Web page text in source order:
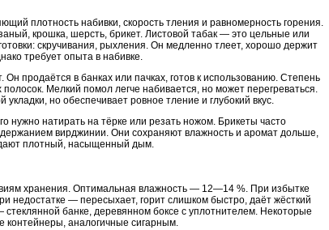
плотность набивки, скорость тления и равномерность горения.
крошка, шерсть, брикет. Листовой табак — это цельные или
скручивания, рыхления. Он медленно тлеет, хорошо держит
требует опыта в набивке.
продаётся в банках или пачках, готов к использованию. Степень
Мелкий помол легче набивается, но может перегреваться.
но обеспечивает ровное тление и глубокий вкус.
нужно натирать на тёрке или резать ножом. Брикеты часто
вирджинии. Они сохраняют влажность и аромат дольше,
плотный, насыщенный дым.
хранения. Оптимальная влажность — 12—14 %. При избытке
недостатке — пересыхает, горит слишком быстро, даёт жёсткий
банке, деревянном боксе с уплотнителем. Некоторые
аналогичные сигарным.